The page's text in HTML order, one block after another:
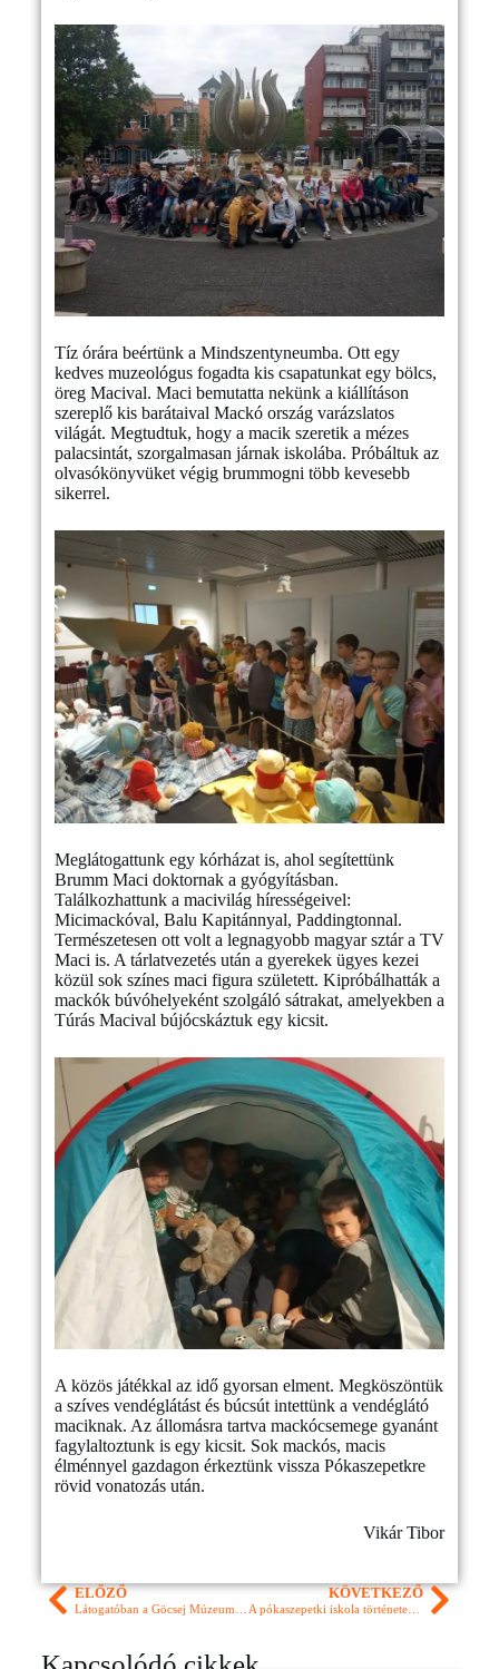
Tíz órára beértünk a Mindszentyneumba. Ott egy
kedves muzeológus fogadta kis csapatunkat egy bölcs,
öreg Macival. Maci bemutatta nekünk a kiállításon
szereplő kis barátaival Mackó ország varázslatos
világát. Megtudtuk, hogy a macik szeretik a mézes
palacsintát, szorgalmasan járnak iskolába. Próbáltuk az
olvasókönyvüket végig brummogni több kevesebb
sikerrel.
Meglátogattunk egy kórházat is, ahol segítettünk
Brumm Maci doktornak a gyógyításban.
Találkozhattunk a macivilág hírességeivel:
Micimackóval, Balu Kapitánnyal, Paddingtonnal.
Természetesen ott volt a legnagyobb magyar sztár a TV
Maci is. A tárlatvezetés után a gyerekek ügyes kezei
közül sok színes maci figura született. Kipróbálhatták a
mackók búvóhelyeként szolgáló sátrakat, amelyekben a
Túrás Macival bújócskáztuk egy kicsit.
A közös játékkal az idő gyorsan elment. Megköszöntük
a szíves vendéglátást és búcsút intettünk a vendéglátó
maciknak. Az állomásra tartva mackócsemege gyanánt
fagylaltoztunk is egy kicsit. Sok mackós, macis
élménnyel gazdagon érkeztünk vissza Pókaszepetkre
rövid vonatozás után.
Vikár Tibor
ELŐZŐ KÖVETKEZŐ